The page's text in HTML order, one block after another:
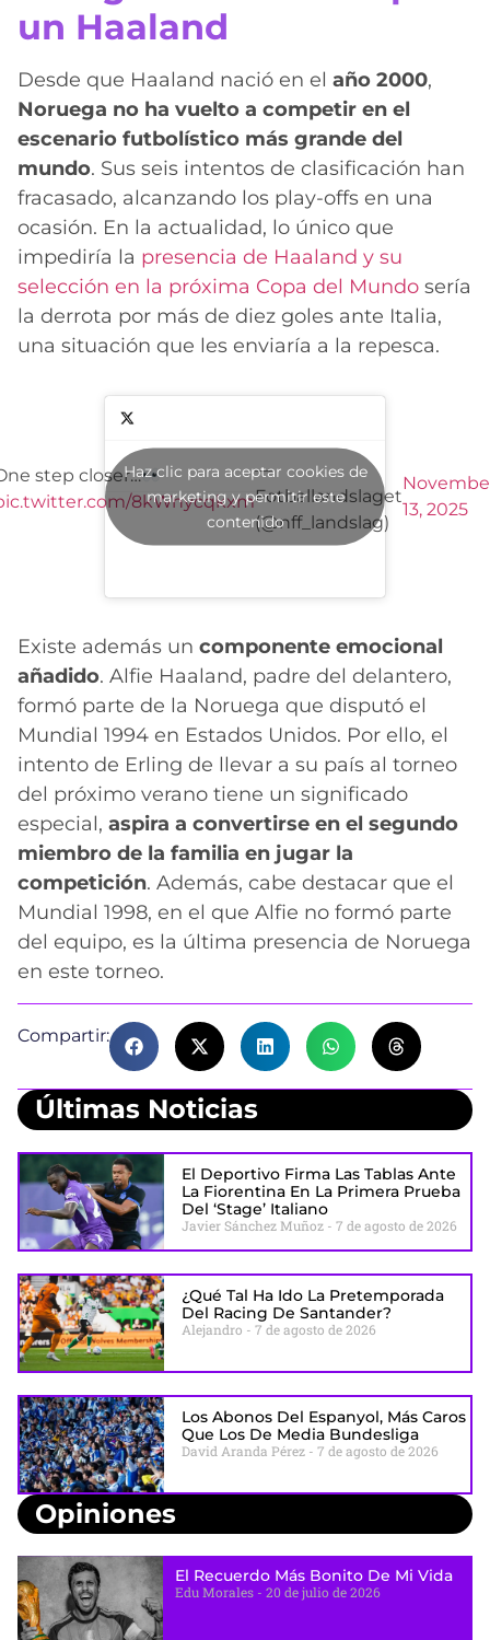
un Haaland
Desde que Haaland nació en el año 2000,
Noruega no ha vuelto a competir en el
escenario futbolístico más grande del
mundo. Sus seis intentos de clasificación han
fracasado, alcanzando los play-offs en una
ocasión. En la actualidad, lo único que
impediría la presencia de Haaland y su
selección en la próxima Copa del Mundo sería
la derrota por más de diez goles ante Italia,
una situación que les enviaría a la repesca.
step closer…
8kWnycqkxm
—
Fotballandslaget
(@nff_landslag)
13, 2025
Haz clic para aceptar cookies de
marketing y permitir este
contenido
Existe además un componente emocional
añadido. Alfie Haaland, padre del delantero,
formó parte de la Noruega que disputó el
Mundial 1994 en Estados Unidos. Por ello, el
intento de Erling de llevar a su país al torneo
del próximo verano tiene un significado
especial, aspira a convertirse en el segundo
miembro de la familia en jugar la
competición. Además, cabe destacar que el
Mundial 1998, en el que Alfie no formó parte
del equipo, es la última presencia de Noruega
en este torneo.
Compartir:
Últimas Noticias
El Deportivo Firma Las Tablas Ante
La Fiorentina En La Primera Prueba
Del ‘stage’ Italiano
Javier Sánchez Muñoz 7 de agosto de 2026
¿Qué Tal Ha Ido La Pretemporada
Del Racing De Santander?
Alejandro 7 de agosto de 2026
Los Abonos Del Espanyol, Más Caros
Que Los De Media Bundesliga
David Aranda Pérez 7 de agosto de 2026
Opiniones
El Recuerdo Más Bonito De Mi Vida
Edu Morales 20 de julio de 2026